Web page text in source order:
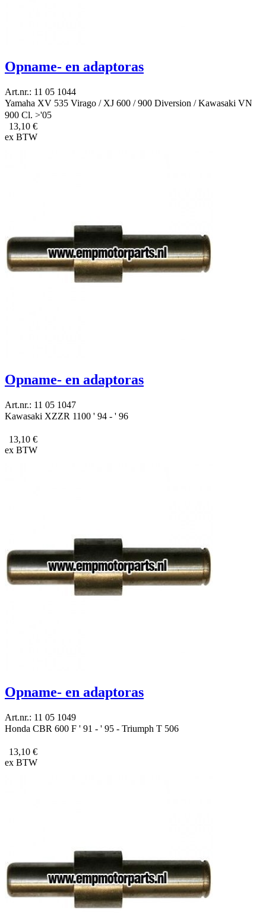
Opname- en adaptoras
Art.nr.: 11 05 1044
Yamaha XV 535 Virago / XJ 600 / 900 Diversion / Kawasaki VN
900 Cl. >'05
13,10 €
ex BTW
Opname- en adaptoras
Art.nr.: 11 05 1047
Kawasaki XZZR 1100 ' 94 - ' 96
13,10 €
ex BTW
Opname- en adaptoras
Art.nr.: 11 05 1049
Honda CBR 600 F ' 91 - ' 95 - Triumph T 506
13,10 €
ex BTW